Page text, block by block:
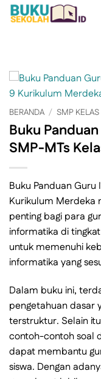
Skip
BERANDA / SMP
Buku
SMP-MTs
Buku Panduan
Kurikulum Merdeka
penting bagi para
informatika di
untuk memenuhi
informatika yang
Dalam buku ini,
pengetahuan dasar
terstruktur. Selain
contoh-contoh soal
dapat membantu
siswa. Dengan